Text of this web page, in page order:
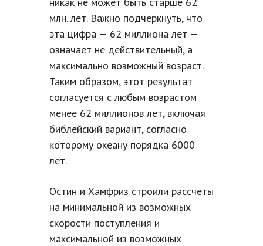
млн. лет. Важно подчеркнуть, что
эта цифра — 62 миллиона лет —
означает не действительный, а
максимально возможный возраст.
Таким образом, этот результат
согласуется с любым возрастом
менее 62 миллионов лет, включая
библейский вариант, согласно
которому океану порядка 6000
лет.
Остин и Хамфриз строили рассчеты
на минимальной из возможных
скорости поступления и
максимальной из возможных